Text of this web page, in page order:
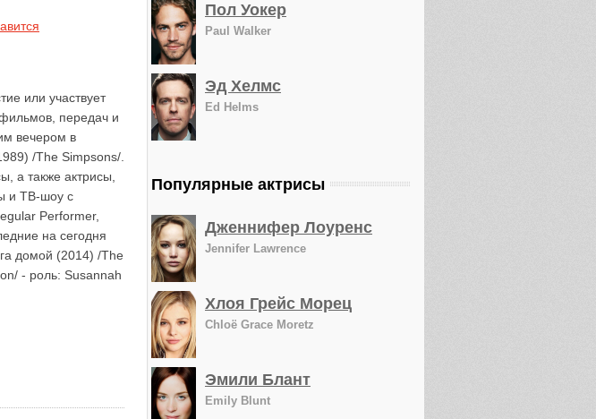
или участвует
передач и
вечером в
/The Simpsons/.
а также актрисы,
и ТВ-шоу с
Performer,
на сегодня
домой (2014) /The
- роль: Susannah
Пол Уокер
Paul Walker
Эд Хелмс
Ed Helms
Популярные актрисы
Дженнифер Лоуренс
Jennifer Lawrence
Хлоя Грейс Морец
Chloë Grace Moretz
Эмили Блант
Emily Blunt